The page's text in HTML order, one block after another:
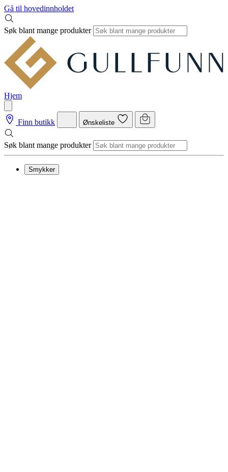
Gå til hovedinnholdet
Søk blant mange produkter
Hjem
Finn butikk Ønskeliste
Søk blant mange produkter
Smykker